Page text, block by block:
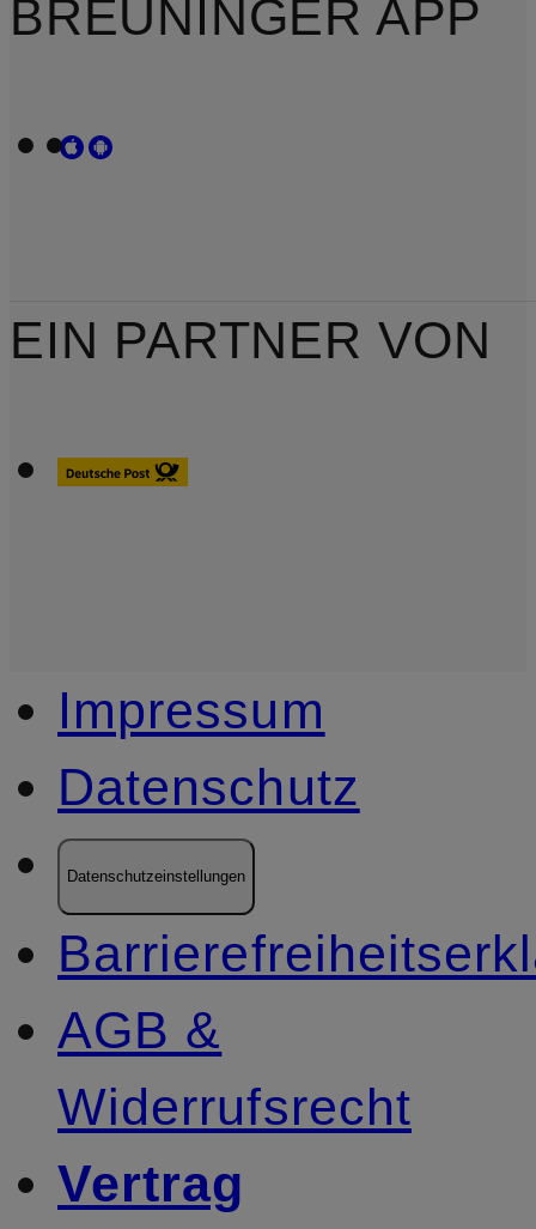
EIN PARTNER VON
BREUNINGER APP
Impressum
Datenschutz
Datenschutzeinstellungen
AGB &
Widerrufsrecht
Vertrag